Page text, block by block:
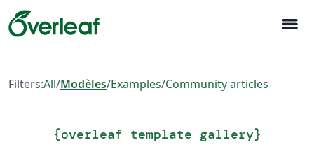
menu
Filters:All/Modèles/Examples/Community articles
{overleaf template gallery}